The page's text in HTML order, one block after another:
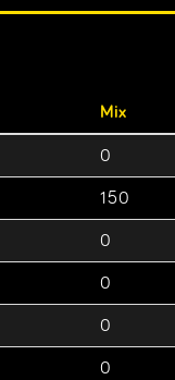
Mix
0
150
0
0
0
0